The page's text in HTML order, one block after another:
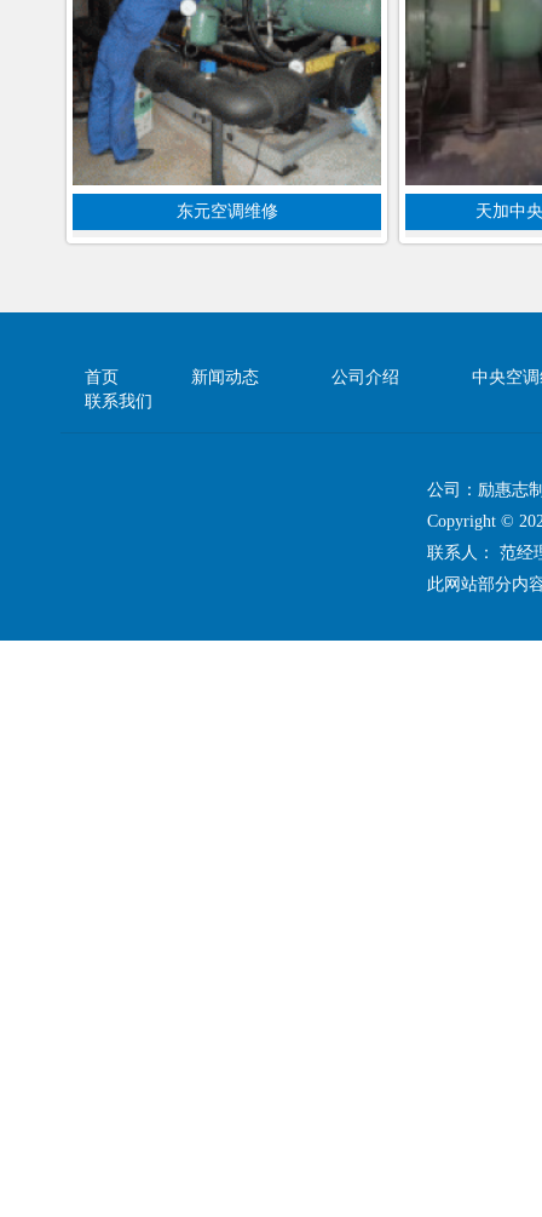
东元空调维修 天加中
首页 新闻动态 公司介绍
中央空
联系我们
公司：励惠志
Copyright ©
联系人： 范
此网站部分内